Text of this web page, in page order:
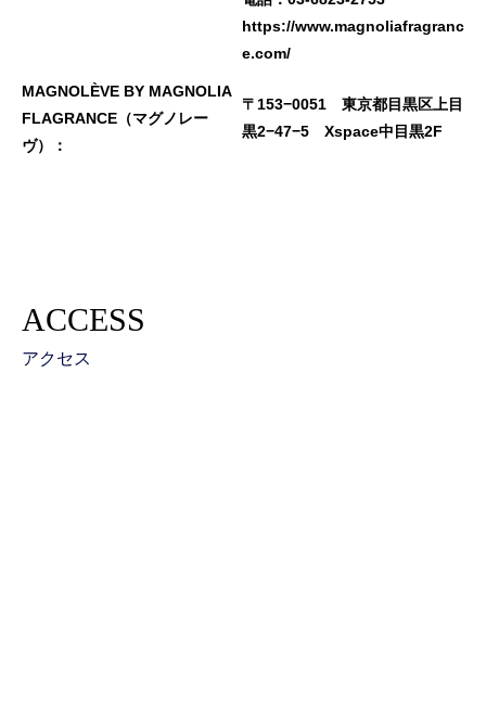
https://www.magnoliafragranc
e.com/
MAGNOLÈVE BY MAGNOLIA
FLAGRANCE（マグノレー
ヴ）：
〒153−0051 東京都目黒区上目
黒2−47−5 Xspace中目黒2F
ACCESS
アクセス